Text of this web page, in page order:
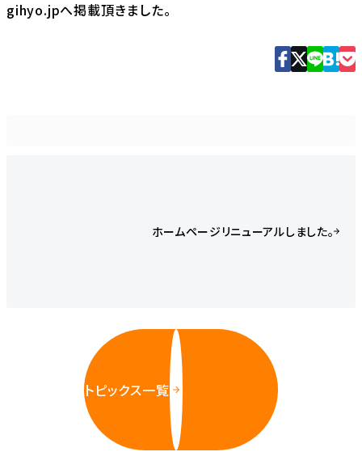
gihyo.jpへ掲載頂きました。
ホームページリニューアルしました。
トピックス一覧